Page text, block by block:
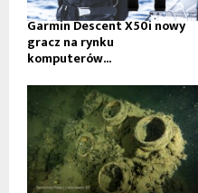
Garmin Descent X50i nowy
gracz na rynku
komputerów...